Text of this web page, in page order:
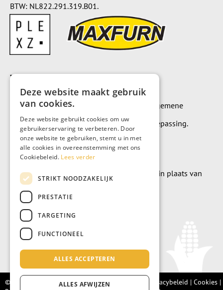
BTW: NL822.291.319.B01.
Voorwaarden
Op alle leveringen en diensten zijn onze algemene
leverings- en betalingsvoorwaarden van toepassing.
Algemene voorwaarden
Wilt u geld doneren? Dat kan uiteraard ook in plaats van
meubels te kopen.
Doneer
© Living Fair 2022 – Algemene voorwaarden Privacybeleid | Cookies |
Deze website maakt gebruik
van cookies.
Deze website gebruikt cookies om uw
gebruikerservaring te verbeteren. Door
onze website te gebruiken, stemt u in met
alle cookies in overeenstemming met ons
Cookiebeleid. Lees verder
STRIKT NOODZAKELIJK
PRESTATIE
TARGETING
FUNCTIONEEL
ALLES ACCEPTEREN
ALLES AFWIJZEN